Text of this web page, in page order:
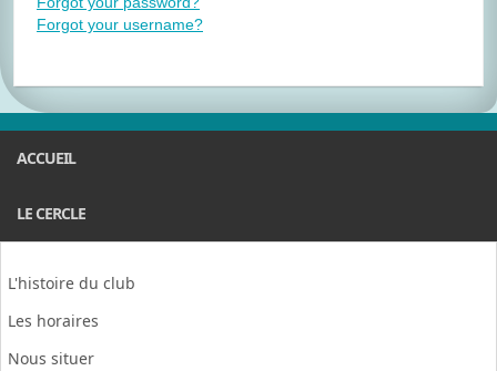
Forgot your username?
ACCUEIL
LE CERCLE
L'histoire du club
Les horaires
Nous situer